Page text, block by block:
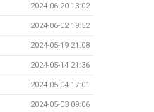
2024-06-20 13:02
2024-06-02 19:52
2024-05-19 21:08
2024-05-14 21:36
2024-05-04 17:01
2024-05-03 09:06